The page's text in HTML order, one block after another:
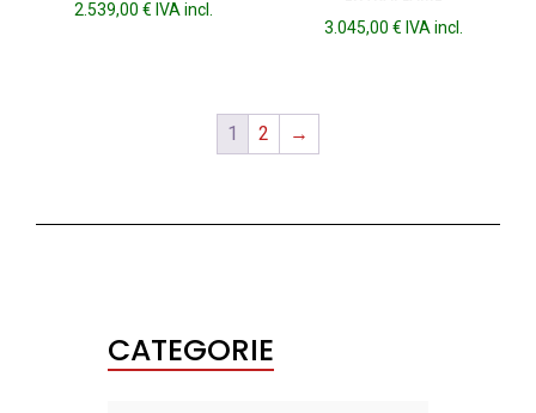
2.539,00 € IVA incl.
3.045,00 € IVA incl.
1 2 →
CATEGORIE